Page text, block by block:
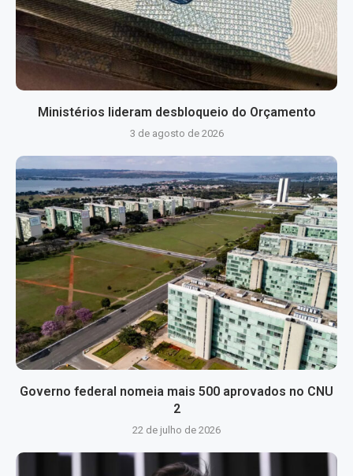
Ministérios lideram desbloqueio do Orçamento
3 de agosto de 2026
Governo federal nomeia mais 500 aprovados no CNU
2
22 de julho de 2026